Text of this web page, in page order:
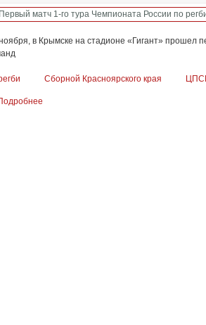
в Крымске на стадионе «Гигант» прошел
Сборной Красноярского края